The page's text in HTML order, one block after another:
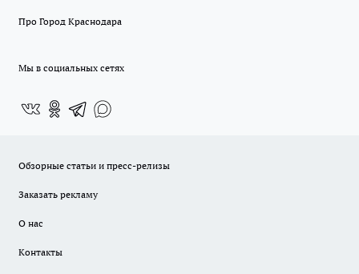
Про Город Краснодара
Мы в социальных сетях
Обзорные статьи и пресс-релизы
Заказать рекламу
О нас
Контакты